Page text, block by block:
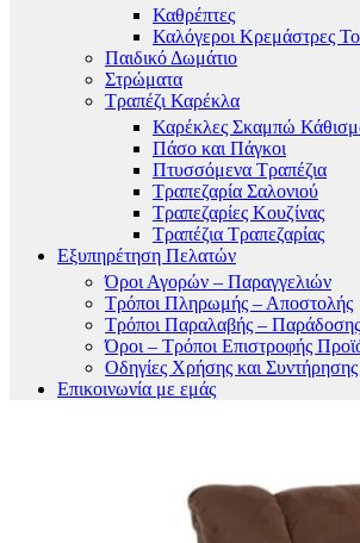
Καθρέπτες
Καλόγεροι Κρεμάστρες
Παιδικό Δωμάτιο
Στρώματα
Τραπέζι Καρέκλα
Καρέκλες Σκαμπώ
Πάσο και Πάγκοι
Πτυσσόμενα Τραπέζια
Τραπεζαρία Σαλονιού
Τραπεζαρίες Κουζίνας
Τραπέζια Τραπεζαρίας
Εξυπηρέτηση Πελατών
Όροι Αγορών – Παραγγελιών
Τρόποι Πληρωμής – Αποστολής
Τρόποι Παραλαβής – Παράδοσης
Όροι – Τρόποι Επιστροφής
Οδηγίες Χρήσης και Συντήρησης
Επικοινωνία με εμάς